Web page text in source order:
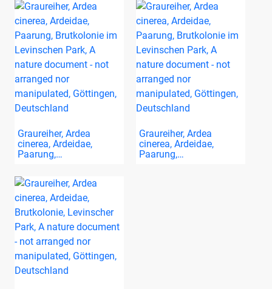
Graureiher, Ardea
cinerea, Ardeidae,
Paarung,…
Graureiher, Ardea
cinerea, Ardeidae,
Paarung,…